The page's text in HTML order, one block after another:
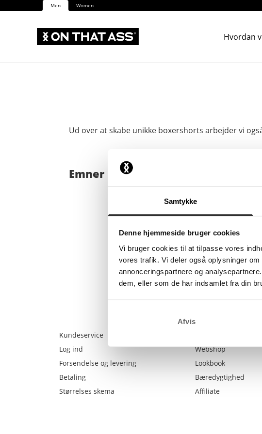
Samtykke
Denne hjemmeside bruger cookies
Vi bruger cookies til at tilpasse vores
vores trafik. Vi deler også oplysninger
annonceringspartnere og
dem, eller som de har indsamlet fra din
Afvis
Men Women
Hvordan
Ud over at skabe unikke boxershorts arbejder vi
Emner
Pakning
Genbrug
Kundeservice
Log ind
Forsendelse og levering
Betaling
Størrelses skema
Webshop
Lookbook
Bæredygtighed
Affiliate